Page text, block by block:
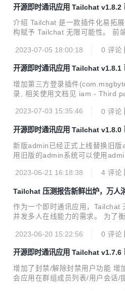
自己的品牌与圈子。 官方网站:
m/ v1.8.3 更新内容 增加了离线
件，现在在全内网环境下也可以
开源即时通讯应用 Tailchat v1.8.2
noIM 应用
介绍 Tailchat 是一款插件化易拓
构赋予 Tailchat 无限可能性。 前
业与私域用户打造，高度自由的
己的品牌与圈子。 官方网站:
1.8.2 更新内容 桌面端测试版
dows端 你可以在下载页面获取到
复: 修复admin鉴权问题导致无法
2023-07-05 18:00:18 0 评论
开源即时通讯应用 Tailchat v1.8.1
noIM 应用
增加第三方登录插件
录, 相关使用文档见 iam - Third
与所有人发送markdown格式的通
多不保证能实时收到。 增加了注
修改昵称意识 增加了
面端做准备 美化仪表盘图表颜色
moji 修复一些已知问题 另外，桌
2023-07-03 15:35:46 0 评论
开源即时通讯应用 Tailchat v1.8.0
noIM 应用
新版admin已经正式上线替换旧
用旧版的admin系统可以使用
admin但是新版admin没有支持的
优化了聊天页面的字体，美化在
复了在用户名包含空格时@功能
g 修复了临时用户可以验证邮箱
的预处理 增加了群组独立页面，
增加了smtp test命...
2023-06-21 16:18:38 4 评论
Tailchat 压测报告新鲜出炉，万人
需1.2秒
作为一个即时通讯应用，Tailchat
并发多人在线能力的需求。 为了
时间来测试在实际生产环境中实
分布式架构，这意味着我们可以通
模的业务需求。 但是分布式的缺
数据的通讯与转发上，在小规模的
2023-06-20 15:22:56 0 评论
开源即时通讯应用 Tailchat v1.7.6
noIM应用
增加了封禁/解除封禁用户功能 增
会应用在群组成员列表/用户会话/